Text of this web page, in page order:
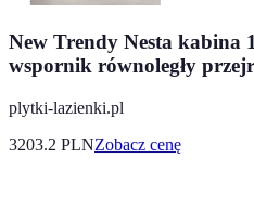
New Trendy Nesta kabina
wspornik równoległy
plytki-lazienki.pl
3203.2 PLNZobacz cenę